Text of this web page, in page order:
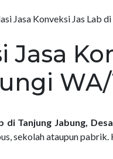
Jasa Konveksi Jas Lab
Jasa
WA/
di Tanjung Jabung,
sekolah ataupun